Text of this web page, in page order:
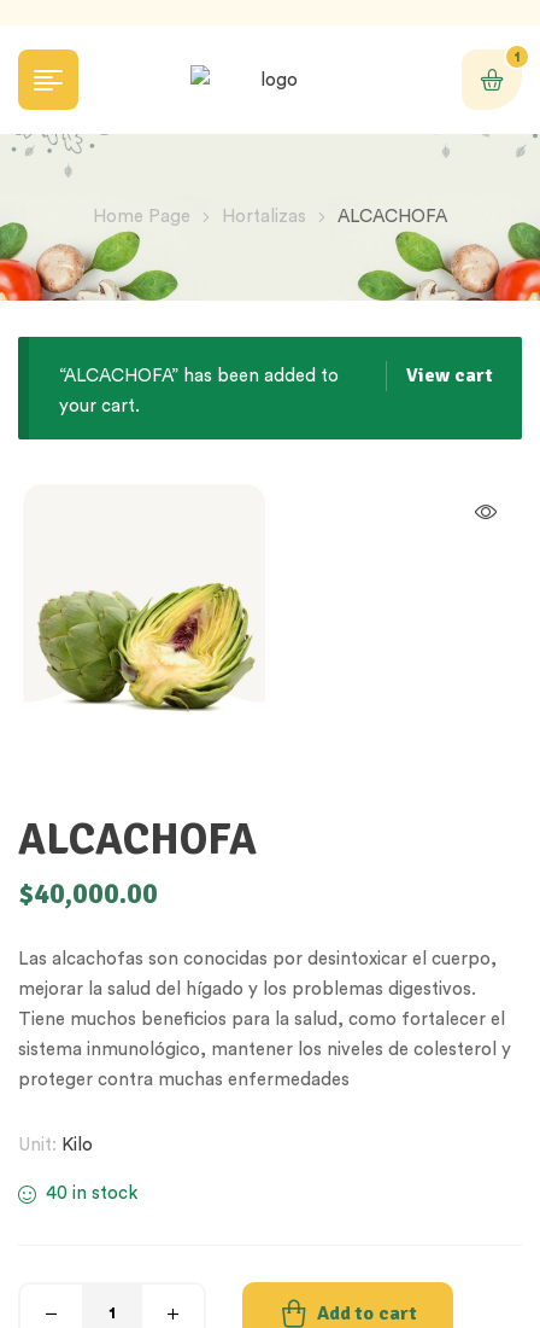
1
Home Page Hortalizas ALCACHOFA
View cart
“ALCACHOFA” has been added to
your cart.
ALCACHOFA
$40,000.00
Las alcachofas son conocidas por desintoxicar el cuerpo,
mejorar la salud del hígado y los problemas digestivos.
Tiene muchos beneficios para la salud, como fortalecer el
sistema inmunológico, mantener los niveles de colesterol y
proteger contra muchas enfermedades
Unit: Kilo
40 in stock
Add to cart